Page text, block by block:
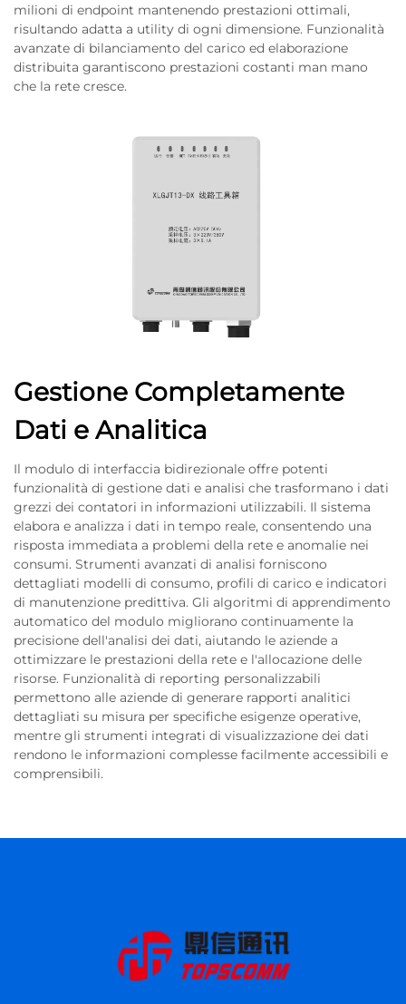
milioni di endpoint mantenendo prestazioni ottimali,
risultando adatta a utility di ogni dimensione. Funzionalità
avanzate di bilanciamento del carico ed elaborazione
distribuita garantiscono prestazioni costanti man mano
che la rete cresce.
Gestione Completamente
Dati e Analitica
Il modulo di interfaccia bidirezionale offre potenti
funzionalità di gestione dati e analisi che trasformano i dati
grezzi dei contatori in informazioni utilizzabili. Il sistema
elabora e analizza i dati in tempo reale, consentendo una
risposta immediata a problemi della rete e anomalie nei
consumi. Strumenti avanzati di analisi forniscono
dettagliati modelli di consumo, profili di carico e indicatori
di manutenzione predittiva. Gli algoritmi di apprendimento
automatico del modulo migliorano continuamente la
precisione dell'analisi dei dati, aiutando le aziende a
ottimizzare le prestazioni della rete e l'allocazione delle
risorse. Funzionalità di reporting personalizzabili
permettono alle aziende di generare rapporti analitici
dettagliati su misura per specifiche esigenze operative,
mentre gli strumenti integrati di visualizzazione dei dati
rendono le informazioni complesse facilmente accessibili e
comprensibili.